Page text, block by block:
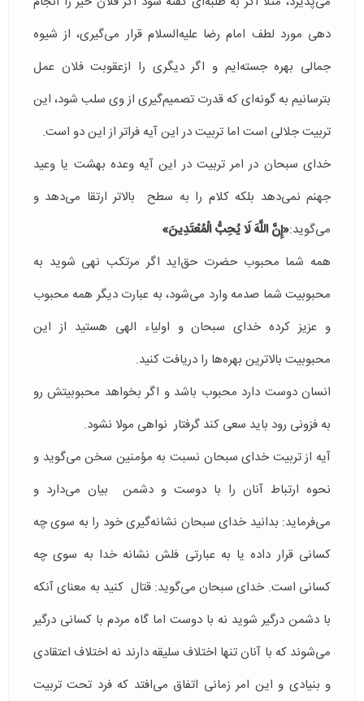
دهی مورد لطف امام رضا علیه‌السلام قرار می‌گیری، از شیوه
جمالی بهره جسته‌ایم و اگر دیگری را ازعقوبت فلان عمل
بترسانیم به گونه‌ای که قدرت تصمیم‌گیری از وی سلب شود، این
تربیت جلالی است اما تربيت در اين آيه فراتر از اين دو است.
خدای سبحان در امر تربیت در این آیه وعده بهشت یا وعید
جهنم نمی‌دهد بلکه کلام را به سطح بالاتر ارتقا می‌دهد و
می‌گوید:«إِنَّ اللَّهَ لَا يُحِبُّ الْمُعْتَدِينَ»
همه شما محبوب حضرت حق‌اید اگر مرتکب نهی شوید به
محبوبیت شما صدمه وارد می‌شود، به عبارت دیگر همه محبوب
و عزیز کرده خدای سبحان و اولیاء الهی هستید از این
محبوبیت بالاترین بهره‌ها را دریافت کنید.
انسان دوست دارد محبوب باشد و اگر بخواهد محبوبیتش رو
به فزونی رود باید سعی کند گرفتار نواهی مولا نشود.
آیه از تربیت خدای سبحان نسبت به مؤمنین سخن می‌گوید و
نحوه ارتباط آنان را با دوست و دشمن بیان می‌دارد و
می‌فرماید: بدانید خدای سبحان نشانه‌گیری خود را به سوی چه
کسانی قرار داده یا به عبارتی فلش نشانه خدا به سوی چه
کسانی است. خدای سبحان می‌گوید: قتال کنید به معنای آنکه
با دشمن درگیر شوید نه با دوست اما گاه مردم با کسانی درگیر
می‌شوند که با آنان تنها اختلاف سلیقه دارند نه اختلاف اعتقادی
و بنیادی و این امر زمانی اتفاق می‌افتد که فرد تحت تربیت